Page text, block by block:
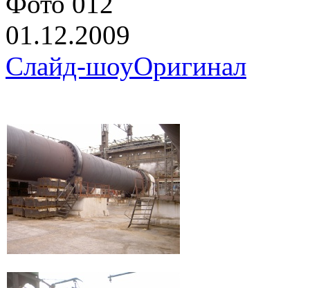
01.12.2009
Слайд-шоуОригинал